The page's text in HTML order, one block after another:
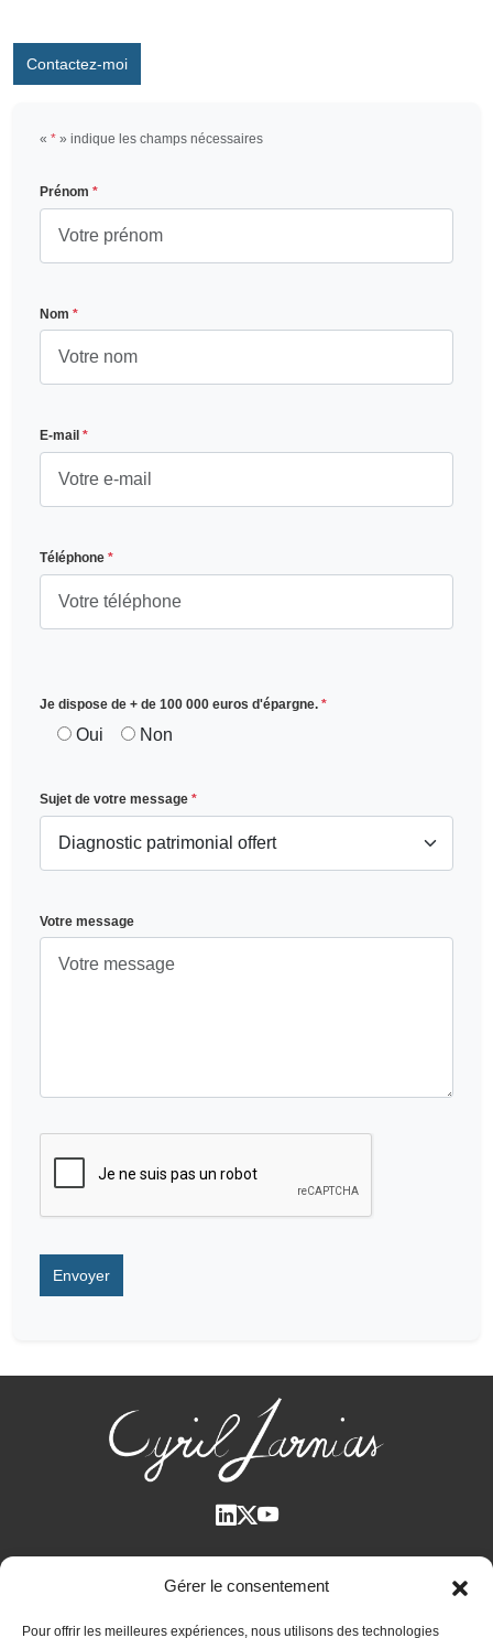
Gérer le consentement
Pour offrir les meilleures expériences, nous utilisons des technologies
Contactez-moi
« * » indique les champs nécessaires
Prénom *
Nom *
E-mail *
Téléphone *
Je dispose de + de 100 000 euros d'épargne. *
Oui Non
Sujet de votre message *
Votre message